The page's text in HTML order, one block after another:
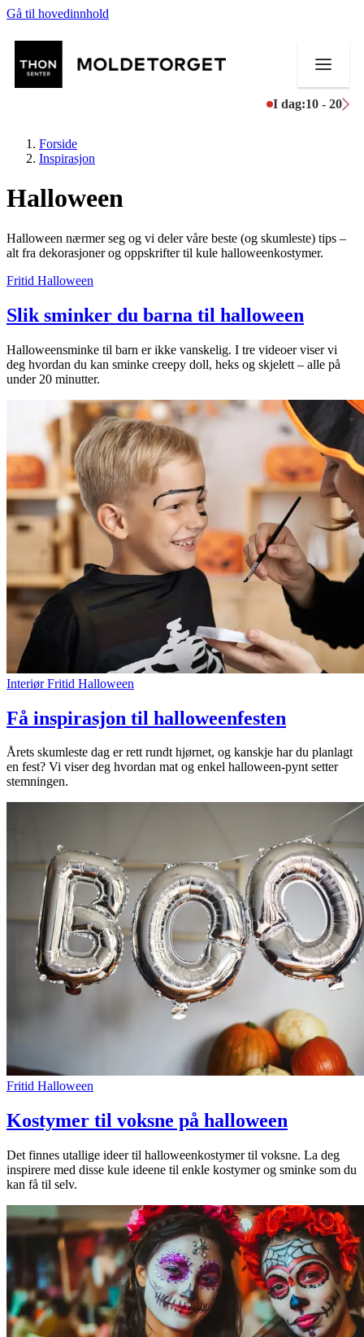
Gå til hovedinnhold
I dag:10 - 20
Aktiviteter
Tilbud
Kundeklubb
Inspirasjon
Søk
Åpningstider
Praktisk informasjon
Ledige stillinger
Magasin
Gavekort
Finn frem
Finn frem
Forside
Inspirasjon
Halloween
Halloween nærmer seg og vi deler våre beste (og skumleste) tips –
alt fra dekorasjoner og oppskrifter til kule halloweenkostymer.
Fritid Halloween
Slik sminker du barna til halloween
Halloweensminke til barn er ikke vanskelig. I tre videoer viser vi
deg hvordan du kan sminke creepy doll, heks og skjelett – alle på
under 20 minutter.
Interiør Fritid Halloween
Få inspirasjon til halloweenfesten
Årets skumleste dag er rett rundt hjørnet, og kanskje har du planlagt
en fest? Vi viser deg hvordan mat og enkel halloween-pynt setter
stemningen.
Fritid Halloween
Kostymer til voksne på halloween
Det finnes utallige ideer til halloweenkostymer til voksne. La deg
inspirere med disse kule ideene til enkle kostymer og sminke som du
kan få til selv.